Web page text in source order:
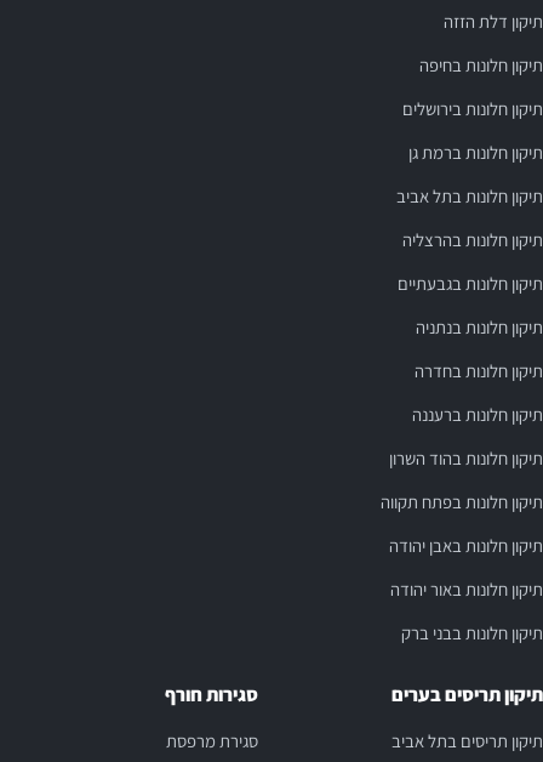
תיקון דלת הזזה
תיקון חלונות בחיפה
תיקון חלונות בירושלים
תיקון חלונות ברמת גן
תיקון חלונות בתל אביב
תיקון חלונות בהרצליה
תיקון חלונות בגבעתיים
תיקון חלונות בנתניה
תיקון חלונות בחדרה
תיקון חלונות ברעננה
תיקון חלונות בהוד השרון
תיקון חלונות בפתח תקווה
תיקון חלונות באבן יהודה
תיקון חלונות באור יהודה
תיקון חלונות בבני ברק
תיקון תריסים בערים
תיקון תריסים בתל אביב
סגירות חורף
סגירת מרפסת